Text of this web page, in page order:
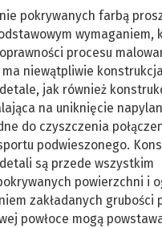
pokrywanych farbą
wymaganiem,
procesu
niewątpliwie
jak również
na uniknięcie
do czyszczenia
podwieszonego.
są przede wszystkim
powierzchni i
zakładanych grubości
powłoce mogą